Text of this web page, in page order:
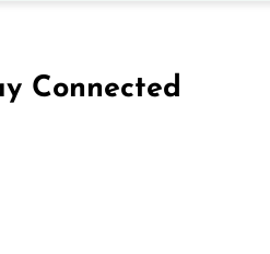
Connected